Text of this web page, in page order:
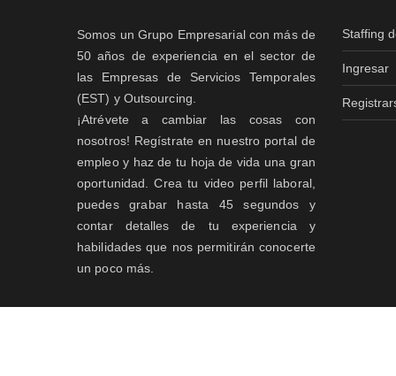
Somos un Grupo Empresarial con más de
50 años de experiencia en el sector de
las Empresas de Servicios Temporales
(EST) y Outsourcing.
¡Atrévete a cambiar las cosas con
nosotros! Regístrate en nuestro portal de
empleo y haz de tu hoja de vida una gran
oportunidad. Crea tu video perfil laboral,
puedes grabar hasta 45 segundos y
contar detalles de tu experiencia y
habilidades que nos permitirán conocerte
un poco más.
Staffing
Ingresar